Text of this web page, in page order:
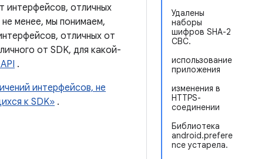
Удалены
наборы
шифров SHA-2
CBC.
использование
приложения
изменения в
HTTPS-
соединении
Библиотека
android.prefere
nce устарела.
интерфейсов, отличных
не менее, мы понимаем,
отличных от
от SDK, для какой-
.
интерфейсов, не
к SDK» .